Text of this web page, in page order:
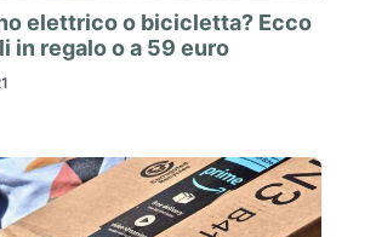
elettrico o bicicletta? Ecco
in regalo o a 59 euro